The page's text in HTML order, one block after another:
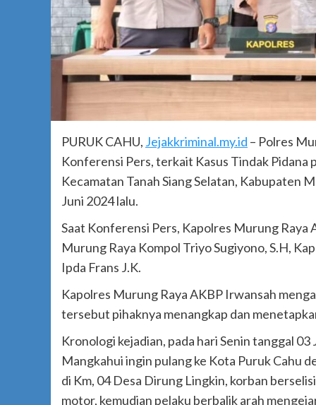
PURUK CAHU, Jejakkriminal.my.id – Polres
Konferensi Pers, terkait Kasus Tindak Pidana
Kecamatan Tanah Siang Selatan, Kabupaten
Juni 2024 lalu.
Saat Konferensi Pers, Kapolres Murung Raya
Murung Raya Kompol Triyo Sugiyono, S.H,
Ipda Frans J.K.
Kapolres Murung Raya AKBP Irwansah
tersebut pihaknya menangkap dan
Kronologi kejadian, pada hari Senin tanggal
Mangkahui ingin pulang ke Kota Puruk Cahu
di Km, 04 Desa Dirung Lingkin, korban
motor, kemudian pelaku berbalik arah